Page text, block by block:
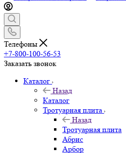
Телефоны
+7-800-100-56-53
Заказать звонок
Каталог
Назад
Каталог
Тротуарная плита
Назад
Тротуарная плита
Абрис
Арбор